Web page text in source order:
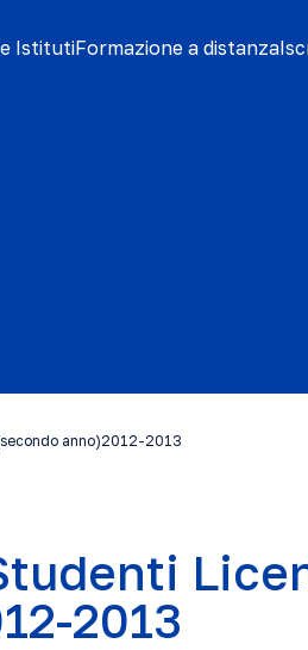
IstitutiFormazione a distanza
anno)2012-2013
2013